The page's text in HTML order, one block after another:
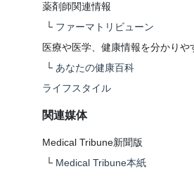
薬剤師関連情報
└ ファーマトリビューン
医療や医学、健康情報を分かりや
└ あなたの健康百科
ライフスタイル
関連媒体
Medical Tribune新聞版
└ Medical Tribune本紙